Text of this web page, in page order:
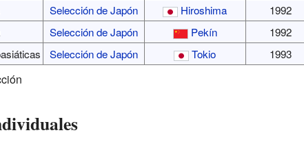
Selección de Japón Hiroshima
1992
Selección de Japón Pekín
1992
Selección de Japón Tokio 1993